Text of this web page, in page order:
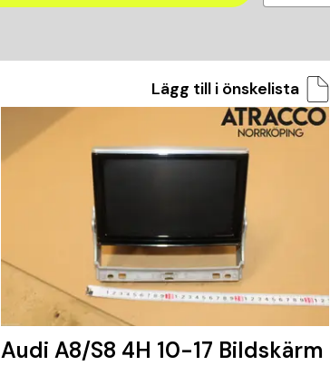
Lägg till i önskelista
Audi A8/S8 4H 10-17 Bildskärm